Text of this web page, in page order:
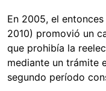
En 2005, el
2010) promovió un
que prohibía la
mediante un trámite
segundo período